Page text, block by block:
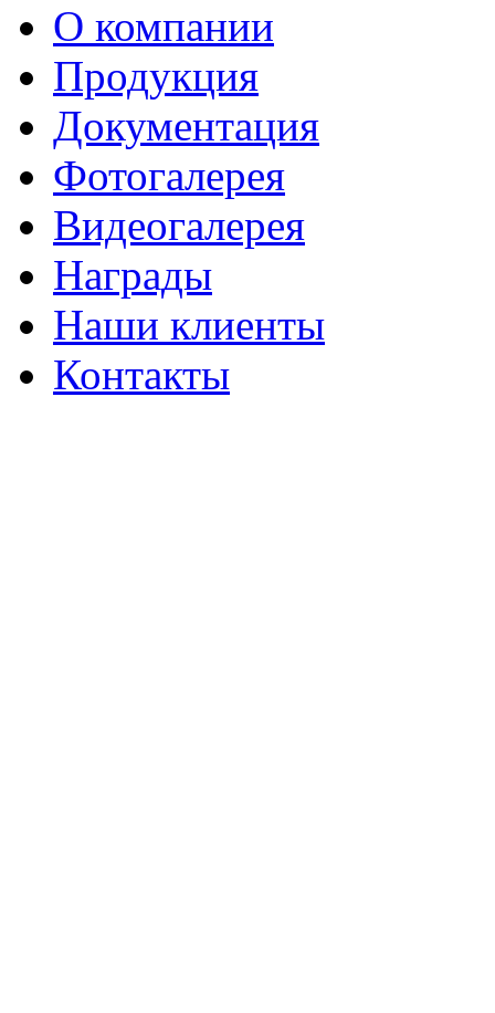
О компании
Продукция
Документация
Фотогалерея
Видеогалерея
Награды
Наши клиенты
Контакты